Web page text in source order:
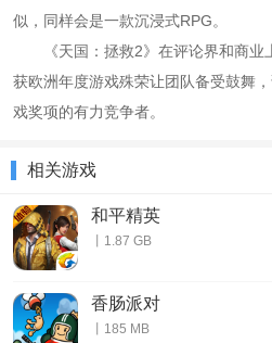
似，同样会是一款沉浸式RPG。
《天国：拯救2》在评论界和商业
获欧洲年度游戏殊荣让团队备受鼓舞
戏奖项的有力竞争者。
相关游戏
和平精英
丨1.87 GB
香肠派对
丨185 MB